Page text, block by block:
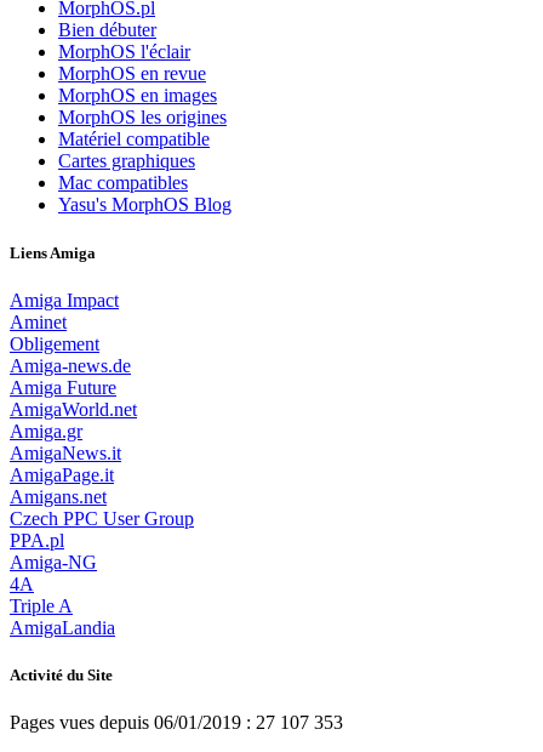
MorphOS.pl
Bien débuter
MorphOS l'éclair
MorphOS en revue
MorphOS en images
MorphOS les origines
Matériel compatible
Cartes graphiques
Mac compatibles
Yasu's MorphOS Blog
Liens Amiga
Amiga Impact
Aminet
Obligement
Amiga-news.de
Amiga Future
AmigaWorld.net
Amiga.gr
AmigaNews.it
AmigaPage.it
Amigans.net
Czech PPC User Group
PPA.pl
Amiga-NG
4A
Triple A
AmigaLandia
Activité du Site
Pages vues depuis 06/01/2019 : 27 107 353